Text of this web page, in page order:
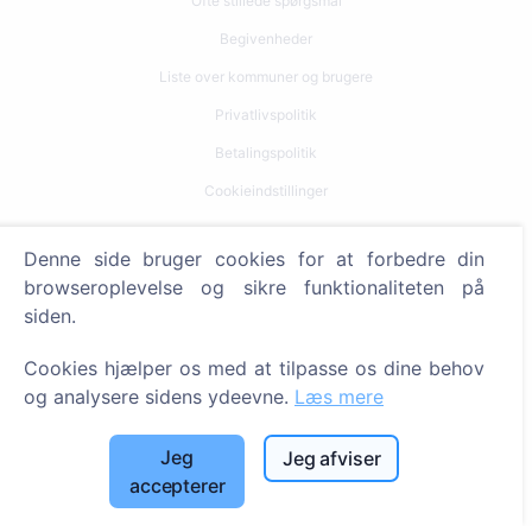
Begivenheder
Liste over kommuner og brugere
Privatlivspolitik
Betalingspolitik
Cookieindstillinger
Søg efter afdøde
Tjenester
Kontakt
SIA "CEMETY", LV40103618951
Denne side bruger cookies for at forbedre din
browseroplevelse og sikre funktionaliteten på
siden.
Cookies hjælper os med at tilpasse os dine behov
og analysere sidens ydeevne. Læs mere
Jeg
accepterer
Jeg afviser